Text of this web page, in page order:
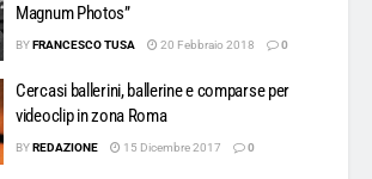
Magnum Photos”
BYFRANCESCO TUSA 20 Febbraio 2018 0
Cercasi ballerini, ballerine e comparse per
videoclip in zona Roma
BYREDAZIONE 15 Dicembre 2017 0